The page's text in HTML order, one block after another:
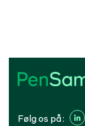
Følg os på: